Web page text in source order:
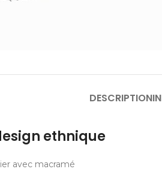
DESCRIPTION
ethnique
avec macramé